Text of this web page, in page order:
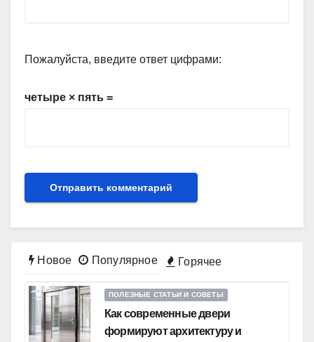
Пожалуйста, введите ответ цифрами:
четыре × пять =
Новое Популярное Горячее
ПОЛЕЗНЫЕ СТАТЬИ И СОВЕТЫ
Как современные двери
формируют архитектуру и